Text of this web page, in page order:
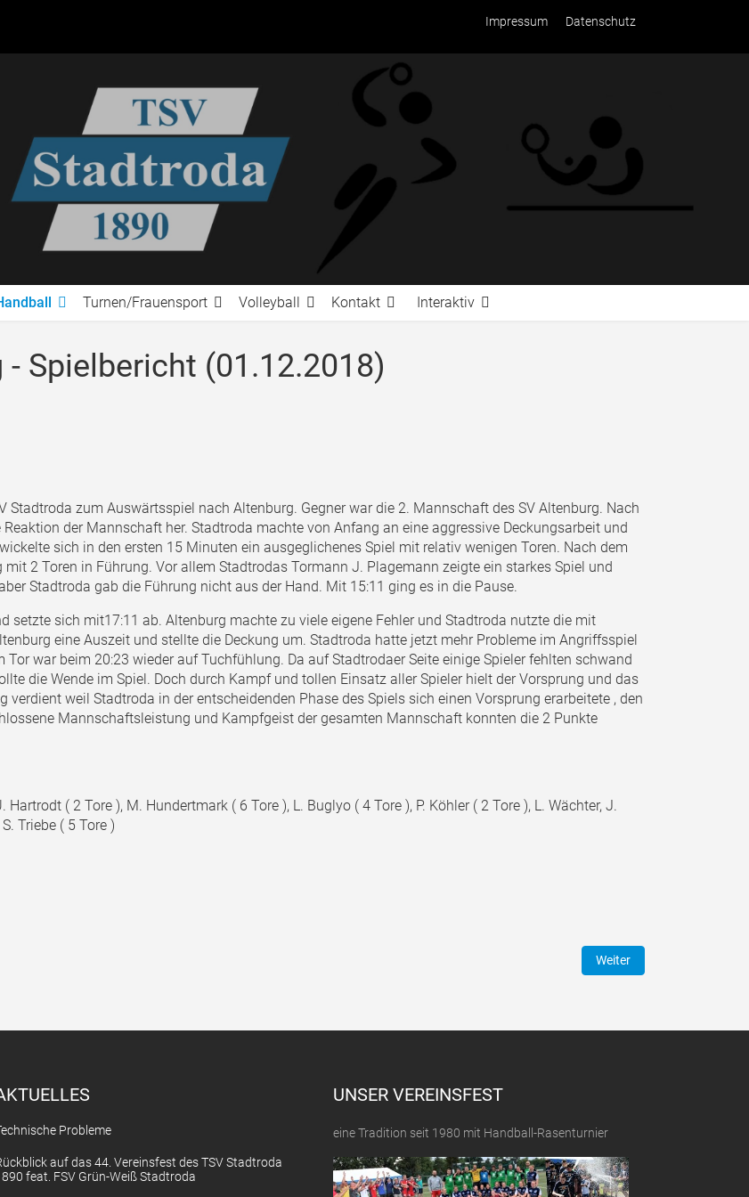
Impressum Datenschutz
Turnen/Frauensport Volleyball Kontakt Interaktiv
Spielbericht (01.12.2018)
zum Auswärtsspiel nach Altenburg. Gegner war die 2. Mannschaft des SV Altenburg. Nach
der Mannschaft her. Stadtroda machte von Anfang an eine aggressive Deckungsarbeit und
sich in den ersten 15 Minuten ein ausgeglichenes Spiel mit relativ wenigen Toren. Nach dem
2 Toren in Führung. Vor allem Stadtrodas Tormann J. Plagemann zeigte ein starkes Spiel und
Stadtroda gab die Führung nicht aus der Hand. Mit 15:11 ging es in die Pause.
setzte sich mit17:11 ab. Altenburg machte zu viele eigene Fehler und Stadtroda nutzte die mit
eine Auszeit und stellte die Deckung um. Stadtroda hatte jetzt mehr Probleme im Angriffsspiel
war beim 20:23 wieder auf Tuchfühlung. Da auf Stadtrodaer Seite einige Spieler fehlten schwand
die Wende im Spiel. Doch durch Kampf und tollen Einsatz aller Spieler hielt der Vorsprung und das
weil Stadtroda in der entscheidenden Phase des Spiels sich einen Vorsprung erarbeitete , den
Mannschaftsleistung und Kampfgeist der gesamten Mannschaft konnten die 2 Punkte
( 2 Tore ), M. Hundertmark ( 6 Tore ), L. Buglyo ( 4 Tore ), P. Köhler ( 2 Tore ), L. Wächter, J.
Triebe ( 5 Tore )
Nächster Beitrag: HB:
Weiter
Probleme
auf das 44. Vereinsfest des TSV Stadtroda
feat. FSV Grün-Weiß Stadtroda
UNSER VEREINSFEST
eine Tradition seit 1980 mit Handball-Rasenturnier